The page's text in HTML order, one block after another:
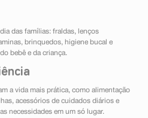
das famílias: fraldas, lenços
brinquedos, higiene bucal e
bebê e da criança.
a vida mais prática, como alimentação
acessórios de cuidados diários e
necessidades em um só lugar.